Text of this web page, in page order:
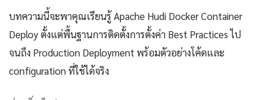
บทความนี้จะพาคุณเรียนรู้ Apache Hudi Docker Container
Deploy ตั้งแต่พื้นฐานการติดตั้งการตั้งค่า Best Practices ไป
จนถึง Production Deployment พร้อมตัวอย่างโค้ดและ
configuration ที่ใช้ได้จริง